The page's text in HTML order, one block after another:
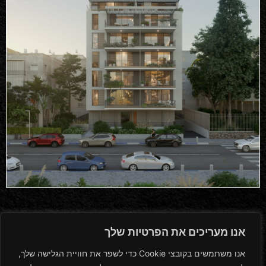
אנו מעריכים את הפרטיות שלך
אנו משתמשים בקובצי Cookie כדי לשפר את חוויית הגלישה שלך,
"נחלתו הראשונה של שבט דן כללה גם את המרחב